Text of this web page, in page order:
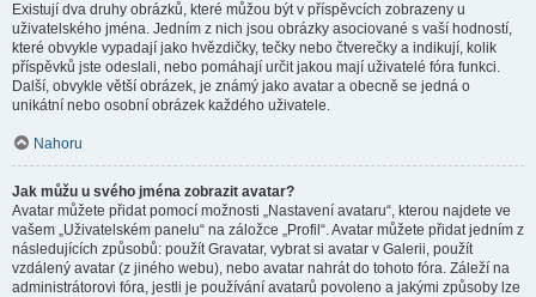
Existují dva druhy obrázků, které můžou být v příspěvcích zobrazeny u
uživatelského jména. Jedním z nich jsou obrázky asociované s vaší hodností,
které obvykle vypadají jako hvězdičky, tečky nebo čtverečky a indikují, kolik
příspěvků jste odeslali, nebo pomáhají určit jakou mají uživatelé fóra funkci.
Další, obvykle větší obrázek, je známý jako avatar a obecně se jedná o
unikátní nebo osobní obrázek každého uživatele.
Nahoru
Jak můžu u svého jména zobrazit avatar?
Avatar můžete přidat pomocí možnosti „Nastavení avataru“, kterou najdete ve
vašem „Uživatelském panelu“ na záložce „Profil“. Avatar můžete přidat jedním z
následujících způsobů: použít Gravatar, vybrat si avatar v Galerii, použít
vzdálený avatar (z jiného webu), nebo avatar nahrát do tohoto fóra. Záleží na
administrátorovi fóra, jestli je používání avatarů povoleno a jakými způsoby lze